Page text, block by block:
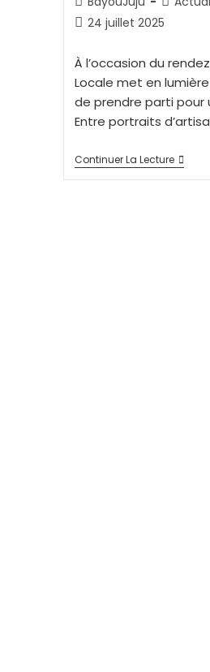
24 juillet 2025
À l’occasion du
Locale met en
de prendre parti pour
Entre portraits
Continuer La Lecture